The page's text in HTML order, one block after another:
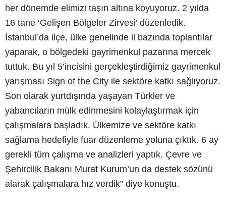
her dönemde elimizi taşın altına koyuyoruz. 2 yılda
16 tane ‘Gelişen Bölgeler Zirvesi’ düzenledik.
İstanbul’da ilçe, ülke genelinde il bazında toplantılar
yaparak, o bölgedeki gayrimenkul pazarına mercek
tuttuk. Bu yıl 5’incisini gerçekleştirdiğimiz gayrimenkul
yarışması Sign of the City ile sektöre katkı sağlıyoruz.
Son olarak yurtdışında yaşayan Türkler ve
yabancıların mülk edinmesini kolaylaştırmak için
çalışmalara başladık. Ülkemize ve sektöre katkı
sağlama hedefiyle fuar düzenleme yoluna çıktık. 6 ay
gerekli tüm çalışma ve analizleri yaptık. Çevre ve
Şehircilik Bakanı Murat Kurum’un da destek sözünü
alarak çalışmalara hız verdik” diye konuştu.